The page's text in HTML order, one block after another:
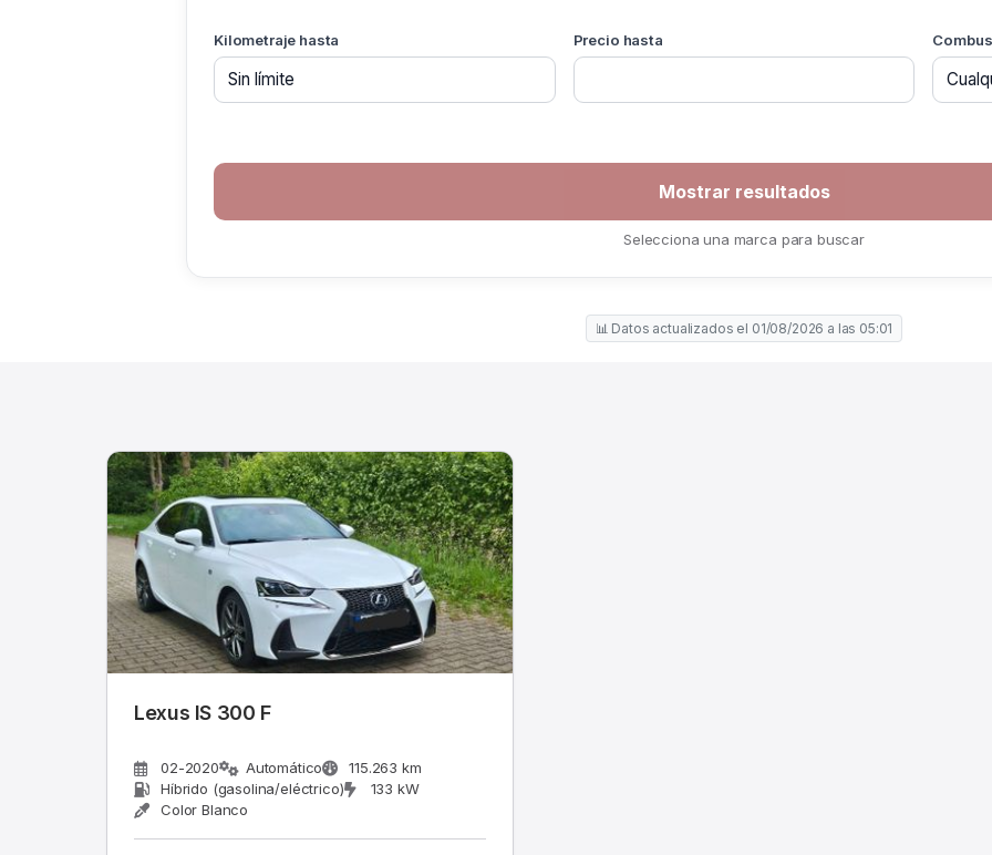
Kilometraje hasta Precio hasta
Selecciona una marca para buscar
📊 Datos actualizados el 01/08/2026 a las 05:01
Lexus IS 300 F
02-2020 Automático
115.263 km
Híbrido (gasolina/eléctrico)
133 kW
Color Blanco